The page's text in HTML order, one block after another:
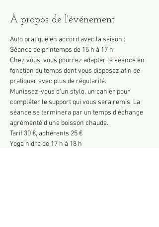
À propos de l'événement
Auto pratique en accord avec la saison :
Séance de printemps de 15 h à 17 h
Chez vous, vous pourrez adapter la séance en
fonction du temps dont vous disposez afin de
pratiquer avec plus de régularité.
Munissez-vous d’un stylo, un cahier pour
compléter le support qui vous sera remis. La
séance se terminera par un temps d’échange
agrémenté d’une boisson chaude.
Tarif 30 €, adhérents 25 €
Yoga nidra de 17 h à 18 h